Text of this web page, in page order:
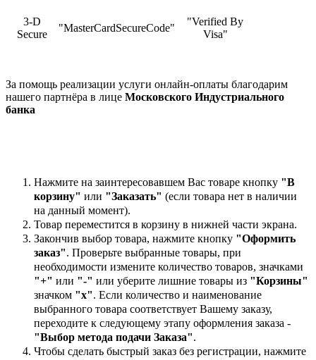
3-D
Secure
"MasterCardSecureCode"
"Verified By
Visa"
За помощь реализации услуги онлайн-оплаты благодарим
нашего партнёра в лице Московского Индустриального
банка
Нажмите на заинтересовавшем Вас товаре кнопку "В
корзину" или "Заказать" (если товара нет в наличии
на данный момент).
Товар переместится в корзину в нижней части экрана.
Закончив выбор товара, нажмите кнопку "Оформить
заказ". Проверьте выбранные товары, при
необходимости измените количество товаров, значками
"+" или "-" или уберите лишние товары из "Корзины"
значком "х". Если количество и наименование
выбранного товара соответствует Вашему заказу,
переходите к следующему этапу оформления заказа -
"Выбор метода подачи Заказа".
Чтобы сделать быстрый заказ без регистрации, нажмите